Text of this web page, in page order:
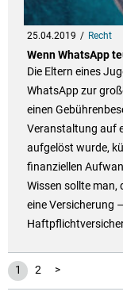
25.04.2019 Recht
Wenn WhatsApp
Die Eltern eines
WhatsApp zur
einen
Veranstaltung auf
aufgelöst wurde,
finanziellen
Wissen sollte man,
eine Versicherung
1 2 >